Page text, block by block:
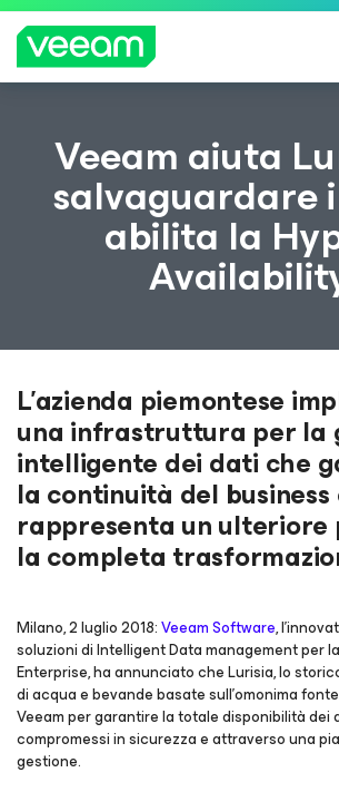
Linee guida di Veeam per i
dall'aggiornamento dei contenuti
PER
Veeam aiuta
salvaguardare
abilita la
L’azienda piemontese
una infrastruttura per la
intelligente dei dati che
la continuità del business
rappresenta un ulteriore
la completa
Milano, 2 luglio 2018:Veeam Software,
soluzioni di Intelligent Data management per
Enterprise, ha annunciato che Lurisia, lo
di acqua e bevande basate sull’omonima
Veeam per garantire la totale disponibilità dei
compromessi in sicurezza e attraverso una
gestione.